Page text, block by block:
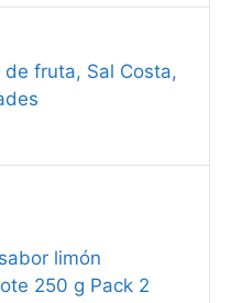
de fruta, Sal Costa,
limón
250 g Pack 2